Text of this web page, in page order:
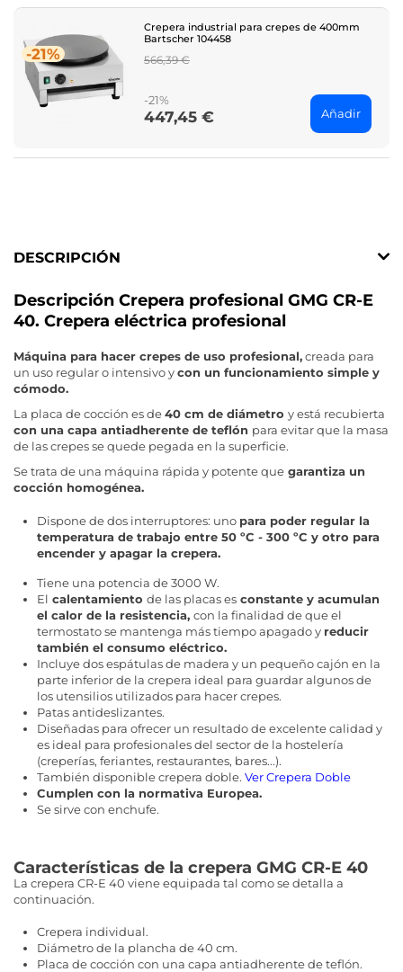
-21%
Crepera industrial para crepes de 400mm
Bartscher 104458
Regular
566,39 €
-21%
Price
447,45 € Añadir
DESCRIPCIÓN
Descripción Crepera profesional GMG CR-E
40. Crepera eléctrica profesional
Máquina para hacer crepes de uso profesional,creada para
un uso regular o intensivo ycon un funcionamiento simple y
cómodo.
La placa de cocción es de40 cm de diámetro y está recubierta
con una capa antiadherente de teflón para evitar que la masa
de las crepes se quede pegada en la superficie.
Se trata de una máquina rápida y potente que garantiza un
cocción homogénea.
Dispone de dos interruptores: uno para poder regular la
temperatura de trabajo entre 50 ºC - 300 ºC y otro para
encender y apagar la crepera.
Tiene una potencia de 3000 W.
El calentamiento de las placas es constante y acumulan
el calor de la resistencia, con la finalidad de que el
termostato se mantenga más tiempo apagado y reducir
también el consumo eléctrico.
Incluye dos espátulas de madera y un pequeño cajón en la
parte inferior de la crepera ideal para guardar algunos de
los utensilios utilizados para hacer crepes.
Patas antideslizantes.
Diseñadas para ofrecer un resultado de excelente calidad y
es ideal para profesionales del sector de la hostelería
(creperías, feriantes, restaurantes, bares...).
También disponible crepera doble. Ver Crepera Doble
Cumplen con la normativa Europea.
Se sirve con enchufe.
Características de la crepera GMG CR-E 40
La crepera CR-E 40 viene equipada tal como se detalla a
continuación.
Crepera individual.
Diámetro de la plancha de 40 cm.
Placa de cocción con una capa antiadherente de teflón.